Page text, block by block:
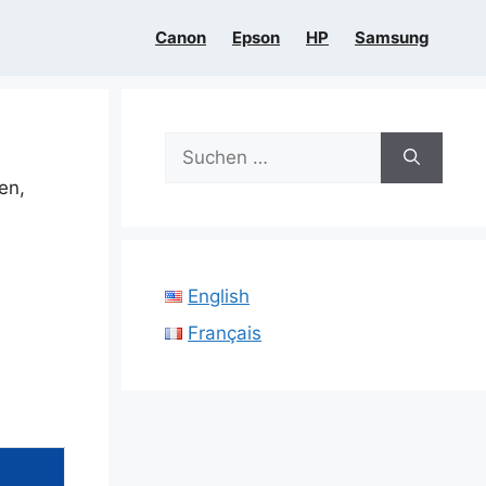
Canon Epson HP Samsung
Suchen
nach:
English
Français